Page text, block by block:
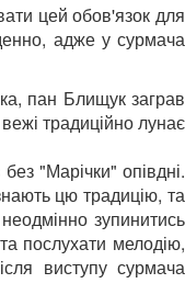
цей обов'язок для
адже у сурмача
пан Блищук заграв
традиційно лунає
"Марічки" опівдні.
цю традицію, та
зупинитись
послухати мелодію,
виступу сурмача